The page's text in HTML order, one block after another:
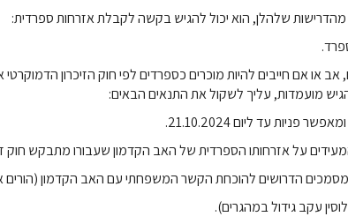
שלהלן, הוא יכול להגיש בקשה לקבלת אזרחות ספרדית:
מועמדות, עליך לשקול את התנאים הבאים:
עקב גידול במהגרים).